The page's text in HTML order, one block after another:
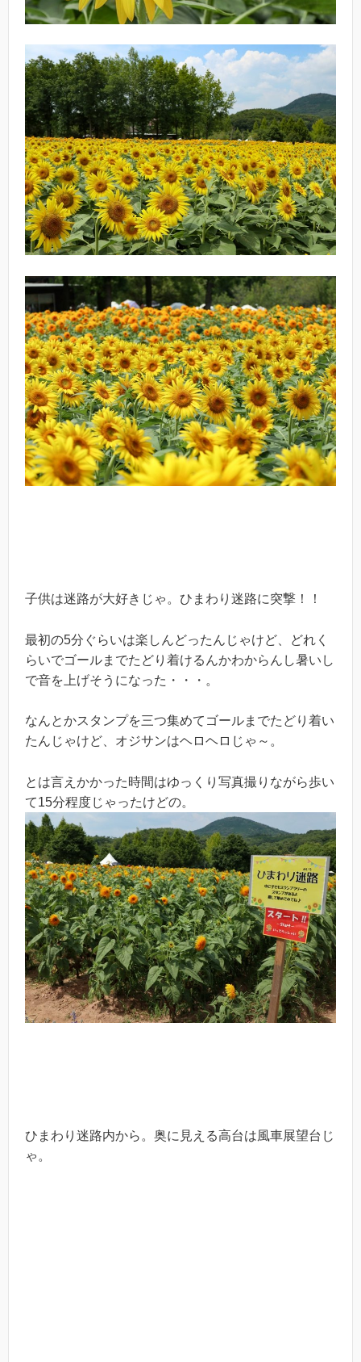
子供は迷路が大好きじゃ。ひまわり迷路に突撃！！
最初の5分ぐらいは楽しんどったんじゃけど、どれく
らいでゴールまでたどり着けるんかわからんし暑いし
で音を上げそうになった・・・。
なんとかスタンプを三つ集めてゴールまでたどり着い
たんじゃけど、オジサンはヘロヘロじゃ～。
とは言えかかった時間はゆっくり写真撮りながら歩い
て15分程度じゃったけどの。
ひまわり迷路内から。奥に見える高台は風車展望台じ
ゃ。